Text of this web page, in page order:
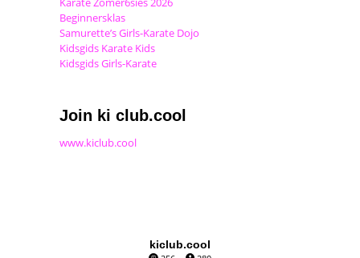
Beginnersklas
Samurette’s Girls-Karate Dojo
Kidsgids Karate Kids
Kidsgids Girls-Karate
Join ki club.cool
www.kiclub.cool
kiclub.cool